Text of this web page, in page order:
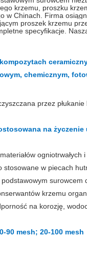
krzemu, proszku
w Chinach. Firma
proszek krzemu
specyfikacje.
chemicznym,
przez płukanie
na życzenie
w piecach
krzemu
na korozję,
90 mesh; 20-100 mesh